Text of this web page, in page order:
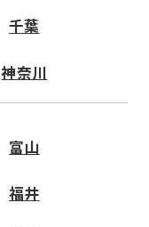
千葉
神奈川
富山
福井